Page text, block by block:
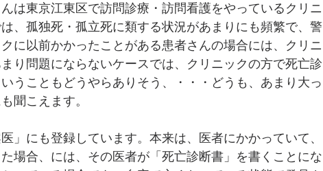
は東京江東区で訪問診療・訪問看護をやっているクリニ
、孤独死・孤立死に類する状況があまりにも頻繁で、警
に以前かかったことがある患者さんの場合には、クリニ
り問題にならないケースでは、クリニックの方で死亡診
うこともどうやらありそう、・・・どうも、あまり大っ
聞こえます。
」にも登録しています。本来は、医者にかかっていて、
場合、には、その医者が「死亡診断書」を書くことにな